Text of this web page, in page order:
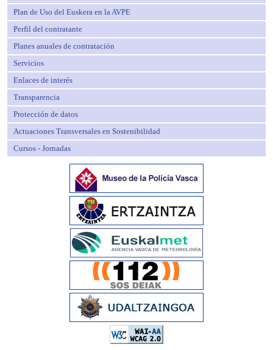
Plan de Uso del Euskera en la AVPE
Perfil del contratante
Planes anuales de contratación
Servicios
Enlaces de interés
Transparencia
Protección de datos
Actuaciones Transversales en Sostenibilidad
Cursos - Jornadas